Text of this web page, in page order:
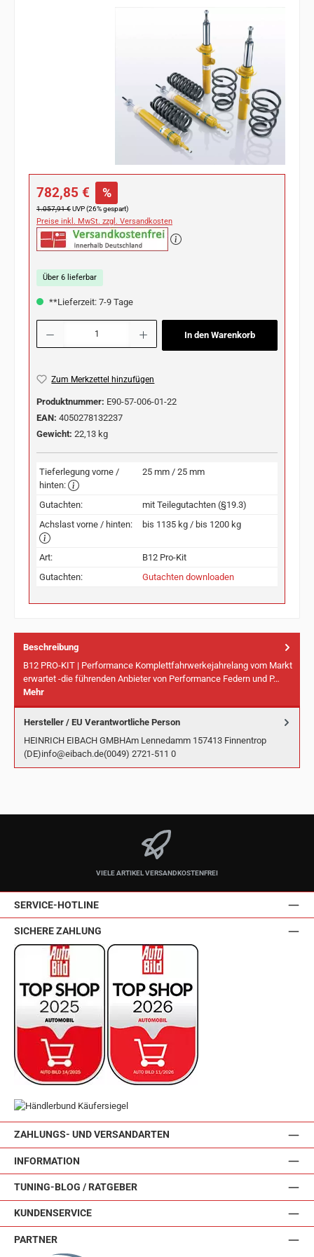
Verkaufspreis:
782,85 € %
Regulärer Preis:
1.057,91 €UVP (26% gespart)
Preise inkl. MwSt. zzgl. Versandkosten
Über 6 lieferbar
**Lieferzeit: 7-9 Tage
Produkt Anzahl: Gib den gewünschten Wert ein oder benutze die Schaltflächen
In den Warenkorb
Zum Merkzettel hinzufügen
Produktnummer: E90-57-006-01-22
EAN: 4050278132237
Gewicht: 22,13 kg
Tieferlegung vorne /
hinten:
25 mm / 25 mm
Gutachten:
mit Teilegutachten (§19.3)
Achslast vorne / hinten:
bis 1135 kg / bis 1200 kg
Art:
B12 Pro-Kit
Gutachten:
Gutachten downloaden
Beschreibung
B12 PRO-KIT | Performance Komplettfahrwerkejahrelang vom Markt
erwartet -die führenden Anbieter von Performance Federn und P…
Mehr
Hersteller / EU Verantwortliche Person
HEINRICH EIBACH GMBHAm Lennedamm 157413 Finnentrop
(DE)info@eibach.de(0049) 2721-511 0
VIELE ARTIKEL VERSANDKOSTENFREI
SERVICE-HOTLINE
ZAHLUNGS- UND VERSANDARTEN
INFORMATION
TUNING-BLOG / RATGEBER
KUNDENSERVICE
SICHERE ZAHLUNG
PARTNER